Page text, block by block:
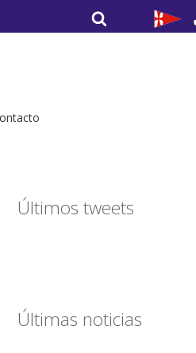
por:
Últimos tweets
Últimas noticias